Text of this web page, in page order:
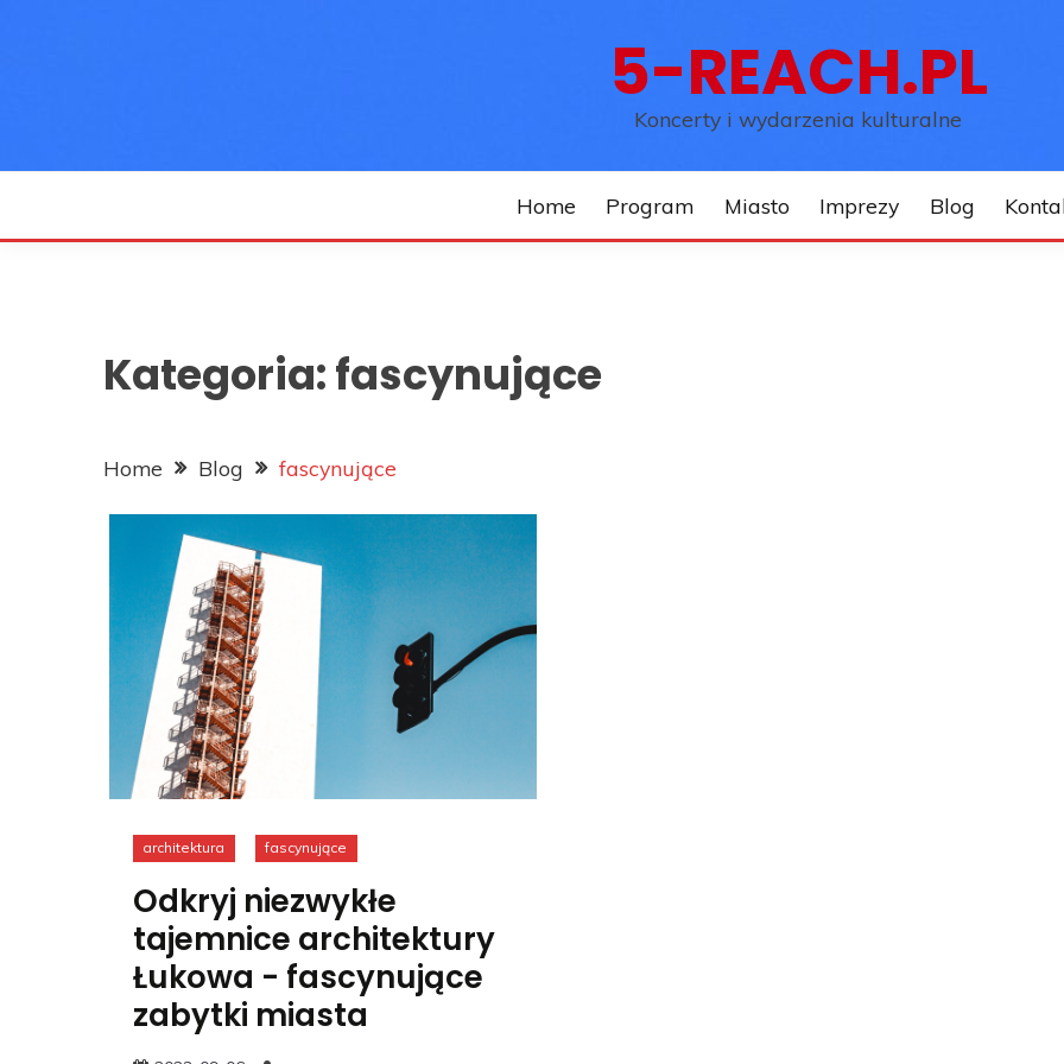
5-REACH.PL
Koncerty i wydarzenia kulturalne
Home Program Miasto Imprezy Blog
Kategoria:fascynujące
Home Blog fascynujące
architektura fascynujące
Odkryj niezwykłe
tajemnice architektury
Łukowa - fascynujące
zabytki miasta